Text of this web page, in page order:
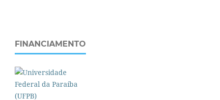
FINANCIAMENTO